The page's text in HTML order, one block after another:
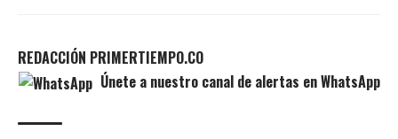
REDACCIÓN PRIMERTIEMPO.CO
Únete a nuestro canal de alertas en WhatsApp